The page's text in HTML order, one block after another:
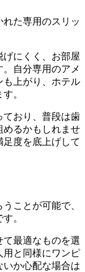
た専用のスリッ
にくく、お部屋
自分専用のアメ
も上がり、ホテル
。
ており、普段は歯
めるかもしれませ
度を底上げして
ことが可能で、
。
最適なものを選
用と同様にワンピ
いか心配な場合は